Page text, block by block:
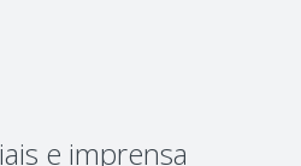
e imprensa